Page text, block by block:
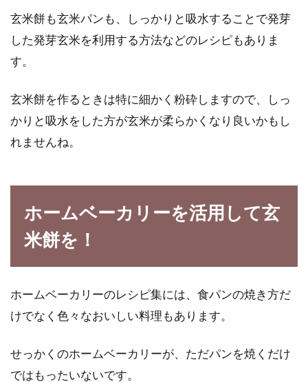
玄米餅も玄米パンも、しっかりと吸水することで発芽
した発芽玄米を利用する方法などのレシピもありま
す。
玄米餅を作るときは特に細かく粉砕しますので、しっ
かりと吸水をした方が玄米が柔らかくなり良いかもし
れませんね。
ホームベーカリーを活用して玄
米餅を！
ホームベーカリーのレシピ集には、食パンの焼き方だ
けでなく色々なおいしい料理もあります。
せっかくのホームベーカリーが、ただパンを焼くだけ
ではもったいないです。